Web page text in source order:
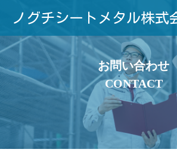
ノグチシートメタル株式
お問い合わせ
CONTACT